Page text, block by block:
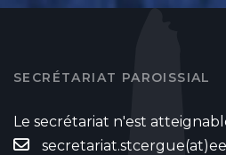
SECRÉTARIAT PAROISSIAL
Le secrétariat n'est